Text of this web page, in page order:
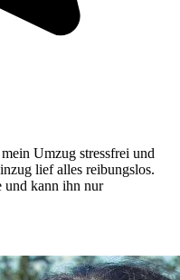
Umzug stressfrei und
lief alles reibungslos.
und kann ihn nur